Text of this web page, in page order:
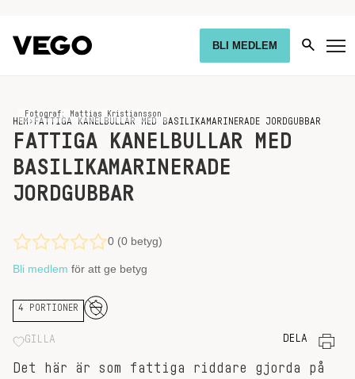
BLI MEDLEM
HEM › FATTIGA KANELBULLAR MED BASILIKAMARINERADE JORDGUBBAR
Fotograf: Mattias Kristiansson
FATTIGA KANELBULLAR MED
BASILIKAMARINERADE
JORDGUBBAR
0 (0 betyg)
Bli medlem för att ge betyg
4 PORTIONER
GILLA DELA
Det här är som fattiga riddare gjorda på